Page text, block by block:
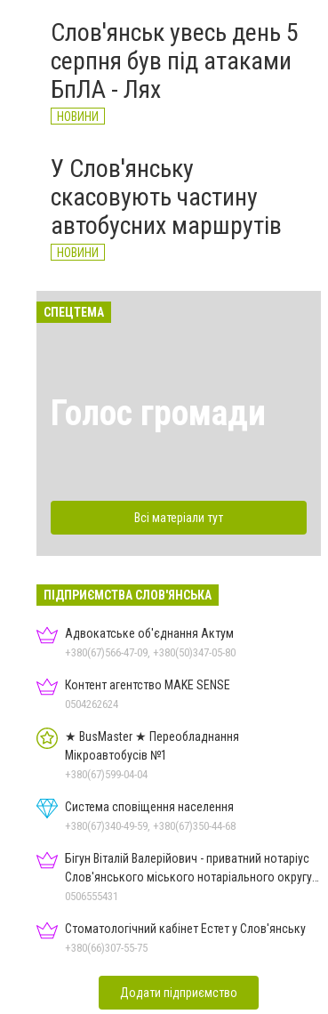
Слов'янськ увесь день 5
серпня був під атаками
БпЛА - Лях
НОВИНИ
У Слов'янську
скасовують частину
автобусних маршрутів
НОВИНИ
СПЕЦТЕМА
Голос громади
Всі матеріали тут
ПІДПРИЄМСТВА СЛОВ'ЯНСЬКА
Адвокатське об'єднання Актум
+380(67)566-47-09, +380(50)347-05-80
Контент агентство MAKE SENSE
0504262624
★ BusMaster ★ Переобладнання
Мікроавтобусів №1
+380(67)599-04-04
Система сповіщення населення
+380(67)340-49-59, +380(67)350-44-68
Бігун Віталій Валерійович - приватний нотаріус
Слов'янського міського нотаріального округу
Дон.обл.
0506555431
Стоматологічний кабінет Естет у Слов'янську
+380(66)307-55-75
Додати підприємство